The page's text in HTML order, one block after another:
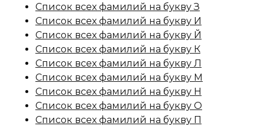
Список всех фамилий на букву З
Список всех фамилий на букву И
Список всех фамилий на букву Й
Список всех фамилий на букву К
Список всех фамилий на букву Л
Список всех фамилий на букву М
Список всех фамилий на букву Н
Список всех фамилий на букву О
Список всех фамилий на букву П